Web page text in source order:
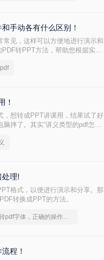
手动各有什么区别！
见，这样可以方便地进行演示和
转PPT方法，帮助您根据实际
！
，想转成PPT讲课用，结果试了好
摔了。其实“讲义类型的pdf怎么
景，把试过好用的几个方法整理
理!
格式，以便进行演示和分享。那
转换成PPT的方法。
ppt转pdf字体，正确的操作方法
程！